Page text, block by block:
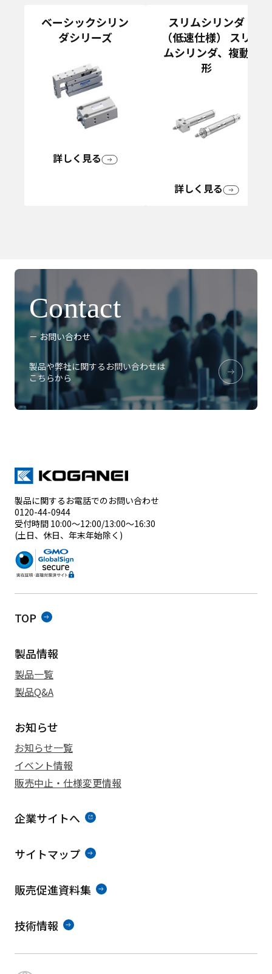
ベーシックシリン
ダシリーズ
詳しく見る
スリムシリンダ
（低速仕様） スリ
ムシリンダ、複動
形
詳しく見る
Contact
－ お問い合わせ
製品や弊社に関するお問い合わせは
こちらから
製品に関するお電話でのお問い合わせ
0120-44-0944
受付時間 10:00～12:00/13:00～16:30
(土日、休日、年末年始除く)
TOP
製品情報
製品一覧
製品Q&A
お知らせ
お知らせ一覧
イベント情報
販売中止・仕様変更情報
企業サイトへ
サイトマップ
販売促進資料集
技術情報